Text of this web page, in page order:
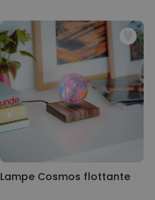
Lampe Cosmos flottante